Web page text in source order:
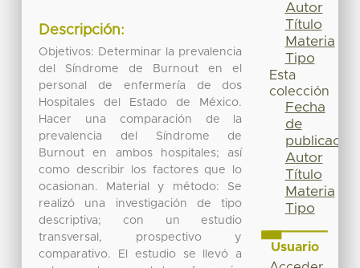
Descripción:
Objetivos: Determinar la prevalencia
del Síndrome de Burnout en el
personal de enfermería de dos
Hospitales del Estado de México.
Hacer una comparación de la
prevalencia del Síndrome de
Burnout en ambos hospitales; así
como describir los factores que lo
ocasionan. Material y método: Se
realizó una investigación de tipo
descriptiva; con un estudio
transversal, prospectivo y
comparativo. El estudio se llevó a
Autor
Título
Materia
Tipo
Esta
colección
Fecha
de
publicación
Autor
Título
Materia
Tipo
Usuario